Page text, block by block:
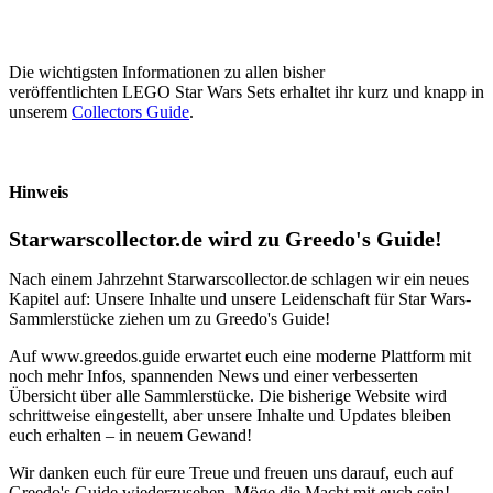
Die wichtigsten Informationen zu allen bisher
veröffentlichten LEGO Star Wars Sets erhaltet ihr kurz und knapp in
unserem Collectors Guide.
Hinweis
Starwarscollector.de wird zu Greedo's Guide!
Nach einem Jahrzehnt Starwarscollector.de schlagen wir ein neues
Kapitel auf: Unsere Inhalte und unsere Leidenschaft für Star Wars-
Sammlerstücke ziehen um zu Greedo's Guide!
Auf www.greedos.guide erwartet euch eine moderne Plattform mit
noch mehr Infos, spannenden News und einer verbesserten
Übersicht über alle Sammlerstücke. Die bisherige Website wird
schrittweise eingestellt, aber unsere Inhalte und Updates bleiben
euch erhalten – in neuem Gewand!
Wir danken euch für eure Treue und freuen uns darauf, euch auf